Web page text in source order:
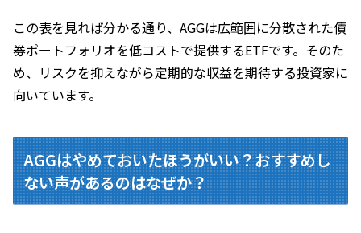
この表を見れば分かる通り、AGGは広範囲に分散された債
券ポートフォリオを低コストで提供するETFです。そのた
め、リスクを抑えながら定期的な収益を期待する投資家に
向いています。
AGGはやめておいたほうがいい？おすすめし
ない声があるのはなぜか？